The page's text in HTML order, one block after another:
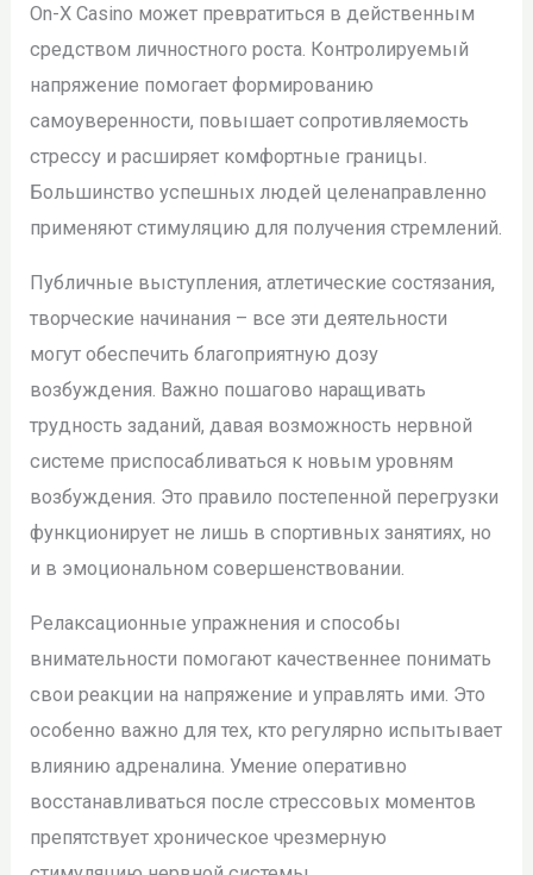
On-X Casino может превратиться в действенным
средством личностного роста. Контролируемый
напряжение помогает формированию
самоуверенности, повышает сопротивляемость
стрессу и расширяет комфортные границы.
Большинство успешных людей целенаправленно
применяют стимуляцию для получения стремлений.
Публичные выступления, атлетические состязания,
творческие начинания – все эти деятельности
могут обеспечить благоприятную дозу
возбуждения. Важно пошагово наращивать
трудность заданий, давая возможность нервной
системе приспосабливаться к новым уровням
возбуждения. Это правило постепенной перегрузки
функционирует не лишь в спортивных занятиях, но
и в эмоциональном совершенствовании.
Релаксационные упражнения и способы
внимательности помогают качественнее понимать
свои реакции на напряжение и управлять ими. Это
особенно важно для тех, кто регулярно испытывает
влиянию адреналина. Умение оперативно
восстанавливаться после стрессовых моментов
препятствует хроническое чрезмерную